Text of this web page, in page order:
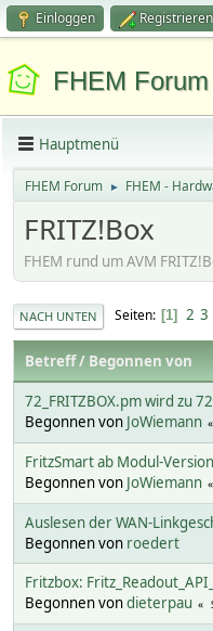
Einloggen Registrieren
FHEM Forum
Hauptmenü
FHEM Forum ► FHEM -
FRITZ!Box
FHEM rund um AVM
NACH UNTEN Seiten 1 2 3
Betreff/ Begonnen von
72_FRITZBOX.pm wird zu
Begonnen von JoWiemann
FritzSmart ab Modul-
Begonnen von JoWiemann
Auslesen der WAN-
Begonnen von roedert
Fritzbox:
Begonnen vondieterpau